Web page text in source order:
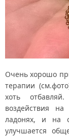
Очень хорошо
терапии
хоть
воздействия
ладонях, и на
улучшается